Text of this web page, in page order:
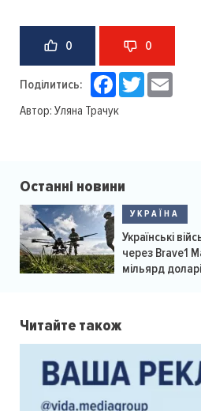
0 0
Поділитись: Facebook
Twitter
Автор: Уляна Трачук
Останні новини
УКРАЇНА
Українські
через Brave1
мільярд
Читайте також